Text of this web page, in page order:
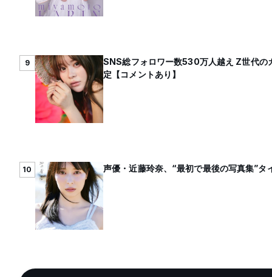
9
SNS総フォロワー数530万人越え Z世代の
定【コメントあり】
10 声優・近藤玲奈、“最初で最後の写真集”